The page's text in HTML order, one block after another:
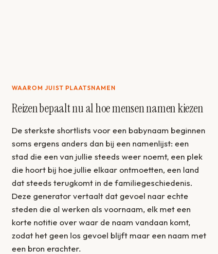
WAAROM JUIST PLAATSNAMEN
Reizen bepaalt nu al hoe mensen namen kiezen
De sterkste shortlists voor een babynaam beginnen
soms ergens anders dan bij een namenlijst: een
stad die een van jullie steeds weer noemt, een plek
die hoort bij hoe jullie elkaar ontmoetten, een land
dat steeds terugkomt in de familiegeschiedenis.
Deze generator vertaalt dat gevoel naar echte
steden die al werken als voornaam, elk met een
korte notitie over waar de naam vandaan komt,
zodat het geen los gevoel blijft maar een naam met
een bron erachter.